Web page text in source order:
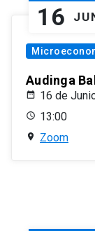
16
Audinga
16 de
13:00
Zoom